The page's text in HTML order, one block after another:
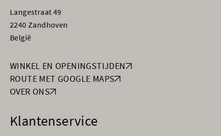
Langestraat 49
2240 Zandhoven
België
WINKEL EN OPENINGSTIJDEN
ROUTE MET GOOGLE MAPS
OVER ONS
Klantenservice